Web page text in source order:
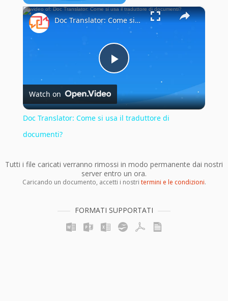
Play Unmute Fullscreen ×
Play
Video
Doc Translator: Come si usa il traduttore di documenti?
Watch on
Doc Translator: Come si usa il traduttore di
documenti?
Tutti i file caricati verranno rimossi in modo permanente dai nostri
server entro un ora.
Caricando un documento, accetti i nostri termini e le condizioni.
FORMATI SUPPORTATI